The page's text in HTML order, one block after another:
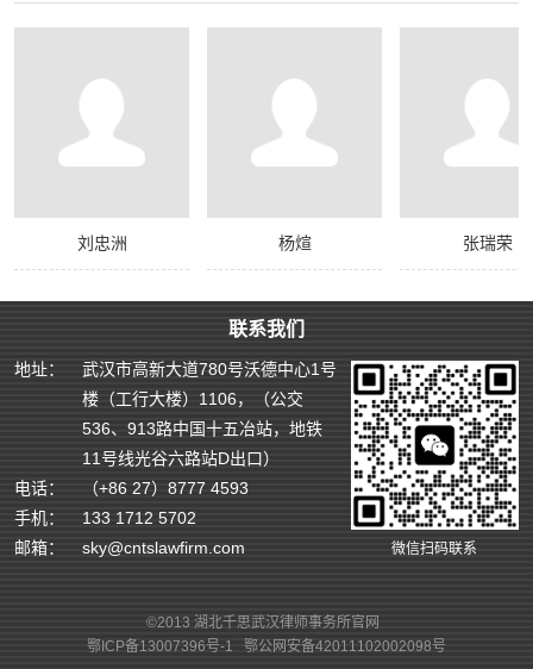
刘忠洲 杨煊 张瑞荣
联系我们
地址：
武汉市高新大道780号沃德中心1号
楼（工行大楼）1106，（公交
536、913路中国十五冶站，地铁
11号线光谷六路站D出口）
电话：
（+86 27）8777 4593
手机：
133 1712 5702
邮箱：
sky@cntslawfirm.com 微信扫码联系
©2013 湖北千思武汉律师事务所官网
鄂ICP备13007396号-1
鄂公网安备42011102002098号